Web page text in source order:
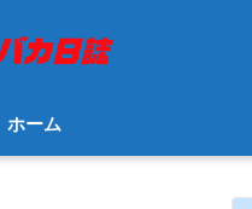
ホーム